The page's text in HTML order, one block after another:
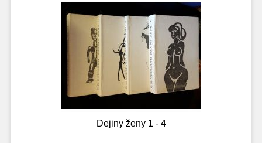
Dejiny ženy 1 - 4